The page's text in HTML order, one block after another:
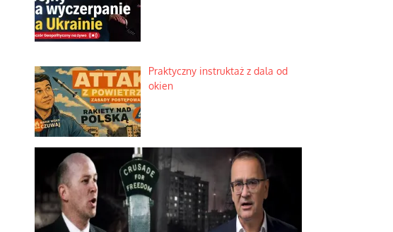
Praktyczny instruktaż z dala od
okien